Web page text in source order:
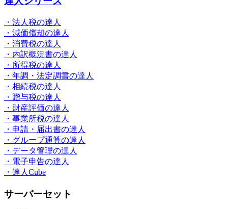
・法人税の達人
・減価償却の達人
・消費税の達人
・内訳概況書の達人
・所得税の達人
・年調・法定調書の達人
・相続税の達人
・贈与税の達人
・財産評価の達人
・事業所税の達人
・申請・届出書の達人
・グループ通算の達人
・データ管理の達人
・電子申告の達人
・達人Cube
サーバーセット